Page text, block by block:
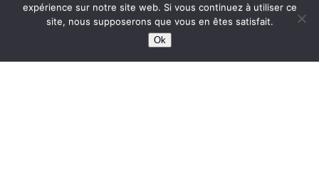
This site is protected bywp-copyrightpro.com
expérience sur notre site web. Si vous continuez à utiliser ce
site, nous supposerons que vous en êtes satisfait.
Ok